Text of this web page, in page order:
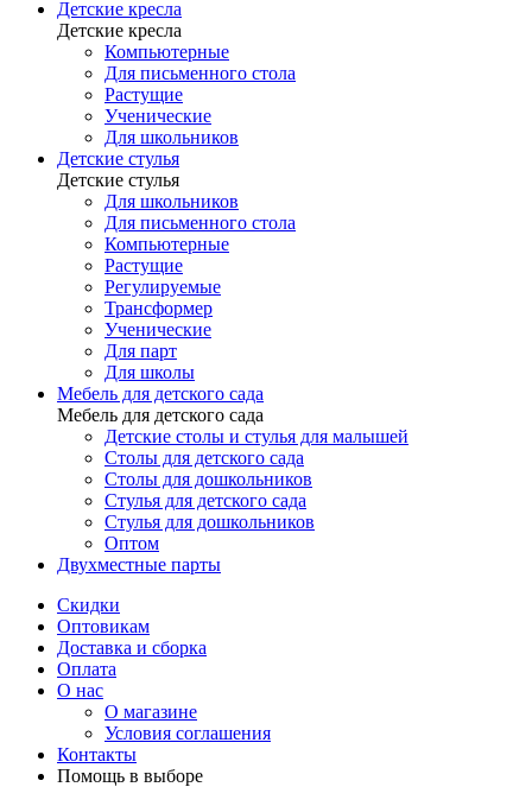
Детские кресла
Детские кресла
Компьютерные
Для письменного стола
Растущие
Ученические
Для школьников
Детские стулья
Детские стулья
Для школьников
Для письменного стола
Компьютерные
Растущие
Регулируемые
Трансформер
Ученические
Для парт
Для школы
Мебель для детского сада
Мебель для детского сада
Детские столы и стулья для малышей
Столы для детского сада
Столы для дошкольников
Стулья для детского сада
Стулья для дошкольников
Оптом
Двухместные парты
Скидки
Оптовикам
Доставка и сборка
Оплата
О нас
О магазине
Условия соглашения
Контакты
Помощь в выборе